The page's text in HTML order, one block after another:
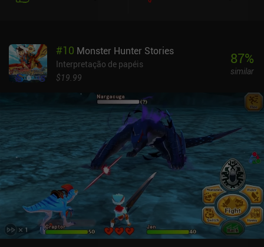
#10 Monster Hunter Stories
Interpretação de papéis
$19.99
87%
similar